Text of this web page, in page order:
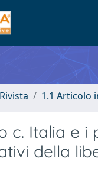
1.1 Articolo
c. Italia e i
della